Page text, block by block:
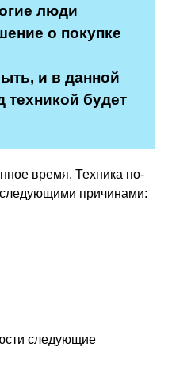
люди
о покупке
и в данной
будет
время. Техника по-
причинами:
следующие